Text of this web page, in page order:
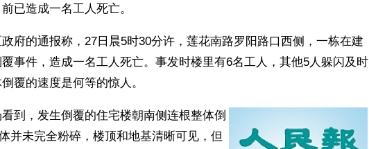
已造成一名工人死亡。
府的通报称，27日晨5时30分许，莲花南路罗阳路口西侧，一栋在建
事件，造成一名工人死亡。事发时楼里有6名工人，其他5人躲闪及时
覆的速度是何等的惊人。
到，发生倒覆的住宅楼朝南侧连根整体倒
并未完全粉碎，楼顶和地基清晰可见，但